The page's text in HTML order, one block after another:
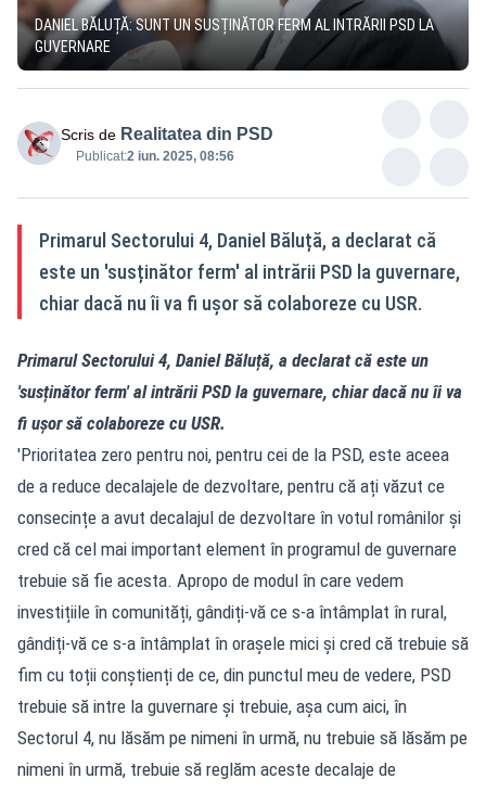
DANIEL BĂLUȚĂ: SUNT UN SUSȚINĂTOR FERM AL INTRĂRII PSD LA
GUVERNARE
Scris de Realitatea din PSD
Publicat:2 iun. 2025, 08:56
Primarul Sectorului 4, Daniel Băluță, a declarat că
este un 'susținător ferm' al intrării PSD la guvernare,
chiar dacă nu îi va fi ușor să colaboreze cu USR.
Primarul Sectorului 4, Daniel Băluță, a declarat că este un
'susținător ferm' al intrării PSD la guvernare, chiar dacă nu îi va
fi ușor să colaboreze cu USR.
'Prioritatea zero pentru noi, pentru cei de la PSD, este aceea
de a reduce decalajele de dezvoltare, pentru că ați văzut ce
consecințe a avut decalajul de dezvoltare în votul românilor și
cred că cel mai important element în programul de guvernare
trebuie să fie acesta. Apropo de modul în care vedem
investițiile în comunități, gândiți-vă ce s-a întâmplat în rural,
gândiți-vă ce s-a întâmplat în orașele mici și cred că trebuie să
fim cu toții conștienți de ce, din punctul meu de vedere, PSD
trebuie să intre la guvernare și trebuie, așa cum aici, în
Sectorul 4, nu lăsăm pe nimeni în urmă, nu trebuie să lăsăm pe
nimeni în urmă, trebuie să reglăm aceste decalaje de